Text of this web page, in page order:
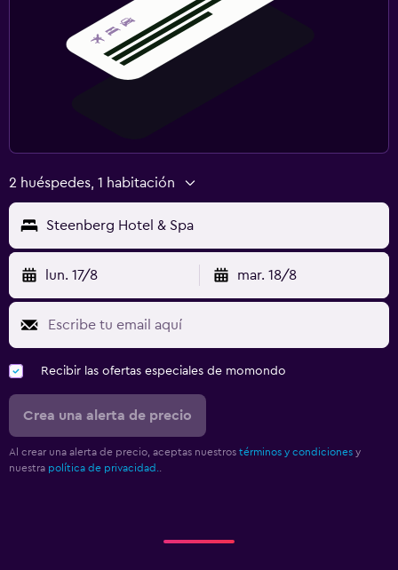
2 huéspedes, 1 habitación
Steenberg Hotel & Spa
lun. 17/8 mar. 18/8
Recibir las ofertas especiales de momondo
Crea una alerta de precio
Al crear una alerta de precio, aceptas nuestros términos y condiciones y
nuestra política de privacidad.